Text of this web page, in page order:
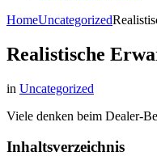
HomeUncategorized
Realistische
in Uncategorized
Viele denken beim Dealer-
Inhaltsverzeichnis